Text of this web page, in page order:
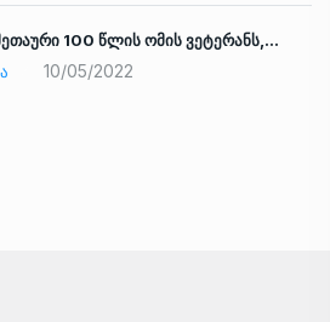
100 წლის ომის ვეტერანს,…
10/05/2022